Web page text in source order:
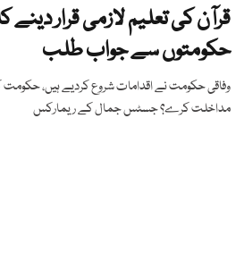
قرآن کی تعلیم لازمی قرار دینے
حکومتوں سے جواب طلب
وفاقی حکومت نے اقدامات شروع کردیے ہیں، حکومت
مداخلت کرے؟ جسٹس جمال کے ریمارکس